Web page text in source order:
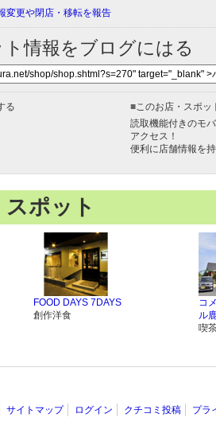
変更や閉店・移転を報告
情報をブログにはる
る ■このお店・スポッ
読取機能付きのモ
アクセス！
便利に店舗情報を
ポット
FOOD DAYS 7DAYS
創作洋食
コ
ル
喫
サイトマップ ログイン クチコミ投稿 プラ